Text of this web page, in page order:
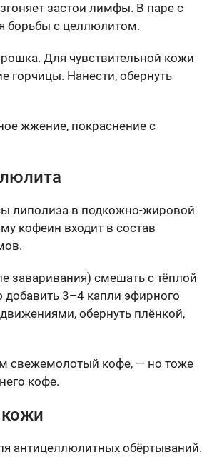
застои лимфы. В паре с
борьбы с целлюлитом.
Для чувствительной кожи
горчицы. Нанести, обернуть
жжение, покраснение с
липолиза в подкожно-жировой
кофеин входит в состав
заваривания) смешать с тёплой
3–4 капли эфирного
обернуть плёнкой,
свежемолотый кофе, — но тоже
кофе.
антицеллюлитных обёртываний.